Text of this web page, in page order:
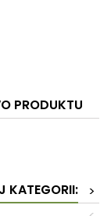
PRODUKTU
KATEGORII:
>